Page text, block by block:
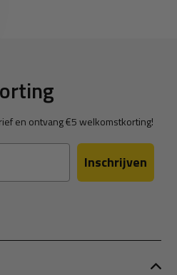
en ontvang €5 welkomstkorting!
Inschrijven